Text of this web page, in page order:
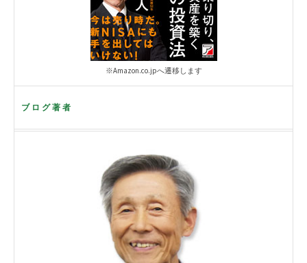
※Amazon.co.jpへ遷移します
ブログ著者